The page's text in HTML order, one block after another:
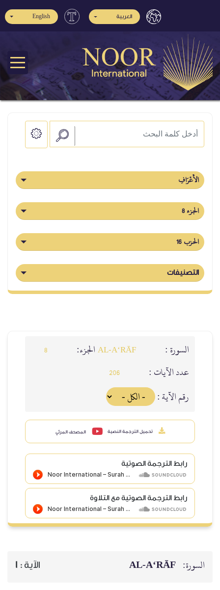
العربية English
الأَعۡرَافِ
الجزء 8
الحزب 16
التصنيفات
السورة : AL‑A‘RĀF الجزء: 8
عدد الآيات : 206
رقم الآية :
تحميل الترجمة النصية المصحف المرئي
رابط الترجمة الصوتية
رابط الترجمة الصوتية مع التلاوة
السورة: AL‑A‘RĀF الآية : 1